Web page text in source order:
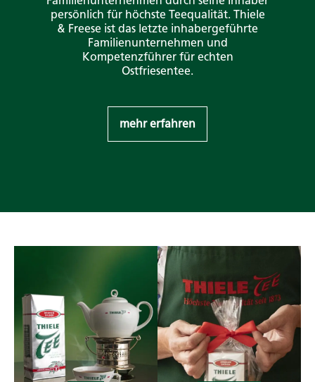
persönlich für höchste Teequalität. Thiele
& Freese ist das letzte inhabergeführte
Familienunternehmen und
Kompetenzführer für echten
Ostfriesentee.
mehr erfahren